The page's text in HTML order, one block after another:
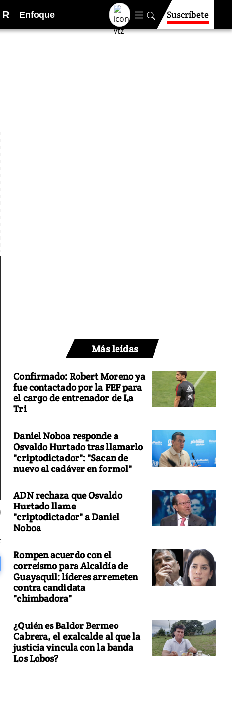
R Enfoque Suscríbete
Más leídas
Confirmado: Robert Moreno ya
fue contactado por la FEF para
el cargo de entrenador de La
Tri
Daniel Noboa responde a
Osvaldo Hurtado tras llamarlo
"criptodictador": "Sacan de
nuevo al cadáver en formol"
ADN rechaza que Osvaldo
Hurtado llame
"criptodictador" a Daniel
Noboa
Rompen acuerdo con el
correísmo para Alcaldía de
Guayaquil: líderes arremeten
contra candidata
"chimbadora"
¿Quién es Baldor Bermeo
Cabrera, el exalcalde al que la
justicia vincula con la banda
Los Lobos?